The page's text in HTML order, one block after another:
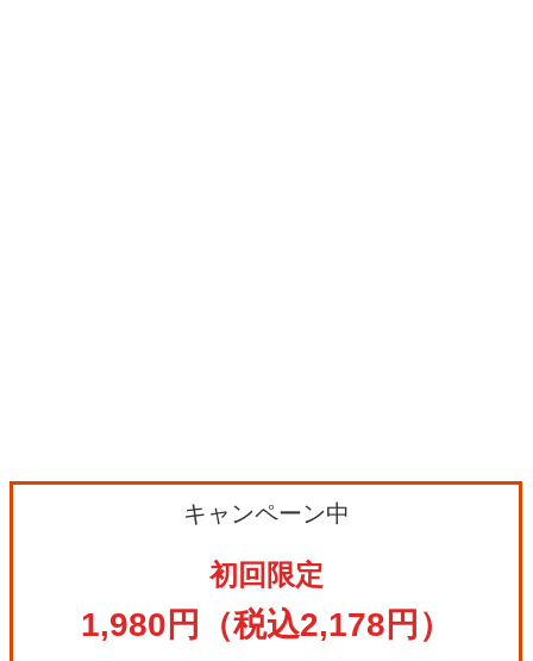
キャンペーン中
初回限定
1,980円（税込2,178円）